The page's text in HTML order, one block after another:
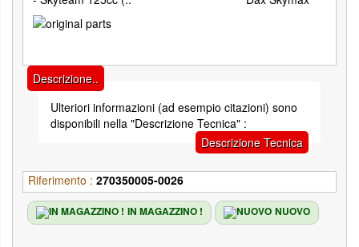
Descrizione..
Ulteriori informazioni (ad esempio citazioni) sono
disponibili nella "Descrizione Tecnica" :
Descrizione Tecnica
Riferimento : 270350005-0026
IN MAGAZZINO ! NUOVO